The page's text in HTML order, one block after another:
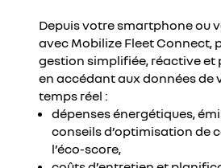
Depuis votre smartphone ou
avec Mobilize Fleet Connect,
gestion simplifiée, réactive et
en accédant aux données de
temps réel :
dépenses énergétiques,
conseils d’optimisation de
l’éco-score,